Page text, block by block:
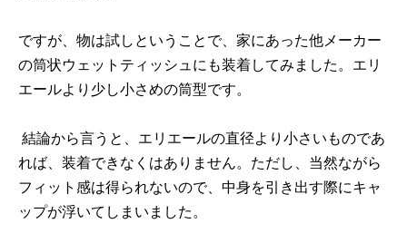
ですが、物は試しということで、家にあった他メーカー
の筒状ウェットティッシュにも装着してみました。エリ
エールより少し小さめの筒型です。
結論から言うと、エリエールの直径より小さいものであ
れば、装着できなくはありません。ただし、当然ながら
フィット感は得られないので、中身を引き出す際にキャ
ップが浮いてしまいました。